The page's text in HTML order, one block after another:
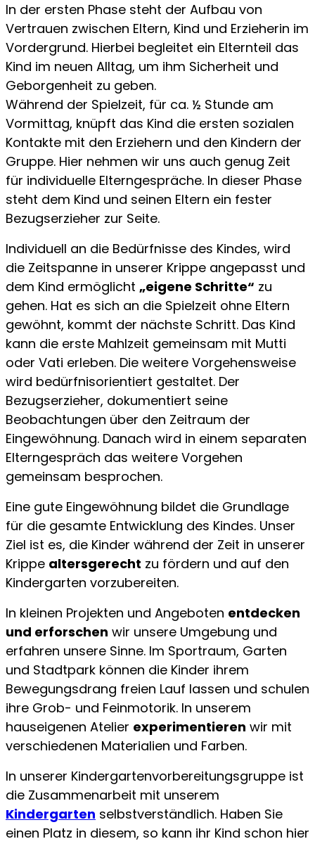
In der ersten Phase steht der Aufbau von
Vertrauen zwischen Eltern, Kind und Erzieherin im
Vordergrund. Hierbei begleitet ein Elternteil das
Kind im neuen Alltag, um ihm Sicherheit und
Geborgenheit zu geben.
Während der Spielzeit, für ca. ½ Stunde am
Vormittag, knüpft das Kind die ersten sozialen
Kontakte mit den Erziehern und den Kindern der
Gruppe. Hier nehmen wir uns auch genug Zeit
für individuelle Elterngespräche. In dieser Phase
steht dem Kind und seinen Eltern ein fester
Bezugserzieher zur Seite.
Individuell an die Bedürfnisse des Kindes, wird
die Zeitspanne in unserer Krippe angepasst und
dem Kind ermöglicht „eigene Schritte“ zu
gehen. Hat es sich an die Spielzeit ohne Eltern
gewöhnt, kommt der nächste Schritt. Das Kind
kann die erste Mahlzeit gemeinsam mit Mutti
oder Vati erleben. Die weitere Vorgehensweise
wird bedürfnisorientiert gestaltet. Der
Bezugserzieher, dokumentiert seine
Beobachtungen über den Zeitraum der
Eingewöhnung. Danach wird in einem separaten
Elterngespräch das weitere Vorgehen
gemeinsam besprochen.
Eine gute Eingewöhnung bildet die Grundlage
für die gesamte Entwicklung des Kindes. Unser
Ziel ist es, die Kinder während der Zeit in unserer
Krippe altersgerecht zu fördern und auf den
Kindergarten vorzubereiten.
In kleinen Projekten und Angeboten entdecken
und erforschen wir unsere Umgebung und
erfahren unsere Sinne. Im Sportraum, Garten
und Stadtpark können die Kinder ihrem
Bewegungsdrang freien Lauf lassen und schulen
ihre Grob- und Feinmotorik. In unserem
hauseigenen Atelier experimentieren wir mit
verschiedenen Materialien und Farben.
In unserer Kindergartenvorbereitungsgruppe ist
die Zusammenarbeit mit unserem
Kindergarten selbstverständlich. Haben Sie
einen Platz in diesem, so kann ihr Kind schon hier